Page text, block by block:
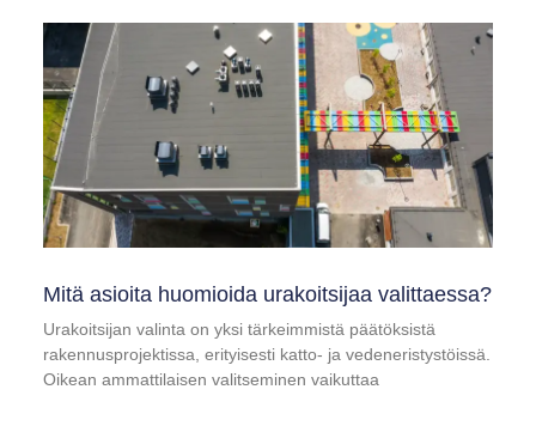
Mitä asioita huomioida urakoitsijaa valittaessa?
Urakoitsijan valinta on yksi tärkeimmistä päätöksistä
rakennusprojektissa, erityisesti katto- ja vedeneristystöissä.
Oikean ammattilaisen valitseminen vaikuttaa